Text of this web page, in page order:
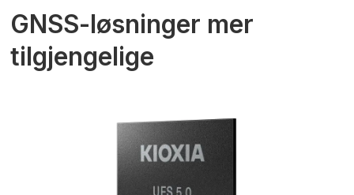
GNSS-løsninger mer
tilgjengelige